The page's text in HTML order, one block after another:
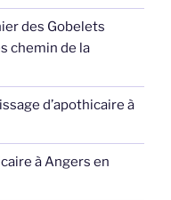
des Gobelets
chemin de la
d’apothicaire à
à Angers en